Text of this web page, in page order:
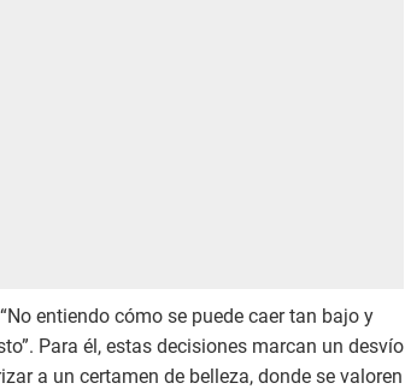
entiendo cómo se puede caer tan bajo y
Para él, estas decisiones marcan un desvío
a un certamen de belleza, donde se valoren